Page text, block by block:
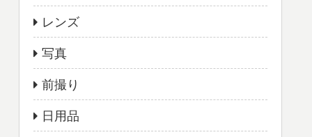
レンズ
写真
前撮り
日用品